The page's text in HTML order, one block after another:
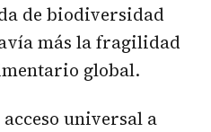
de biodiversidad
más la fragilidad
global.
universal a